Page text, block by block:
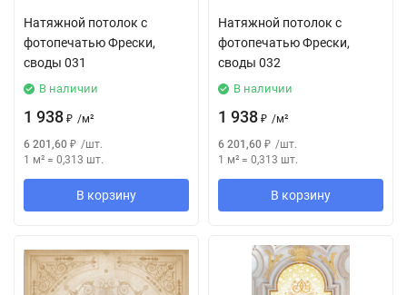
Натяжной потолок с
фотопечатью Фрески,
своды 031
В наличии
1 938 ₽ /м²
6 201,60 ₽ /шт.
1 м² = 0,313 шт.
В корзину
Натяжной потолок с
фотопечатью Фрески,
своды 032
В наличии
1 938 ₽ /м²
6 201,60 ₽ /шт.
1 м² = 0,313 шт.
В корзину